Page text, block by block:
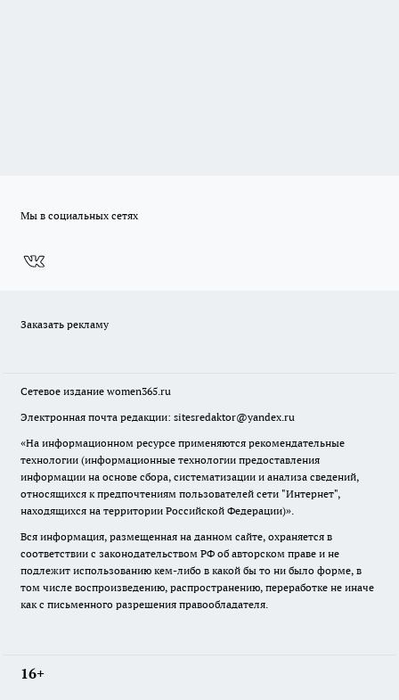
Мы в социальных сетях
Заказать рекламу
Сетевое издание women365.ru
Электронная почта редакции: sitesredaktor@yandex.ru
«На информационном ресурсе применяются рекомендательные
технологии (информационные технологии предоставления
информации на основе сбора, систематизации и анализа сведений,
относящихся к предпочтениям пользователей сети "Интернет",
находящихся на территории Российской Федерации)».
Вся информация, размещенная на данном сайте, охраняется в
соответствии с законодательством РФ об авторском праве и не
подлежит использованию кем-либо в какой бы то ни было форме, в
том числе воспроизведению, распространению, переработке не иначе
как с письменного разрешения правообладателя.
16+